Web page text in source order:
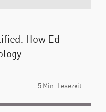
How Ed
5 Min. Lesezeit